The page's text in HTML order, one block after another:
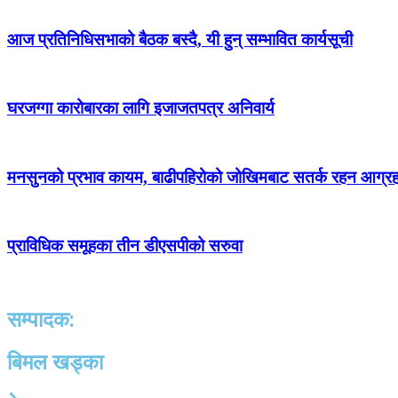
आज प्रतिनिधिसभाको बैठक बस्दै, यी हुन् सम्भावित कार्यसूची
घरजग्गा कारोबारका लागि इजाजतपत्र अनिवार्य
मनसुनको प्रभाव कायम, बाढीपहिरोको जोखिमबाट सतर्क रहन
प्राविधिक समूहका तीन डीएसपीको सरुवा
सम्पादक:
बिमल खड्का